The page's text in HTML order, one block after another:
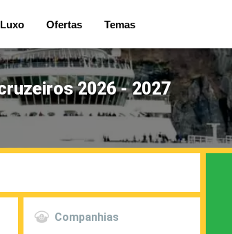
Luxo Ofertas Temas
2026 - 2027
Companhias